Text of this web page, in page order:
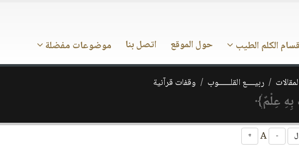
الكلم الطيب حول الموقع اتصل بنا موضوعات مفضلة
ربيــــع القلــــــوب وقفات قرآنية
عِلْمٌ﴾
-
+